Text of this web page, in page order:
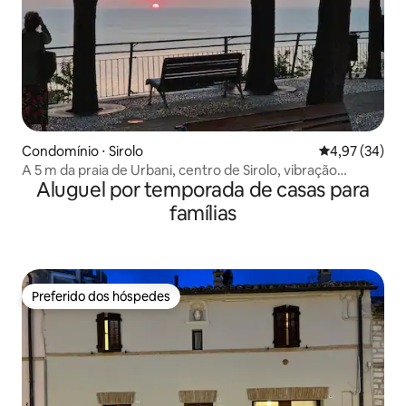
Condomínio ⋅ Sirolo 4,97 de uma
4,97 (34)
A 5 m da praia de Urbani, centro de Sirolo, vibração
relaxante
Aluguel por temporada de casas para
famílias
Preferido dos hóspedes
Preferido dos hóspedes